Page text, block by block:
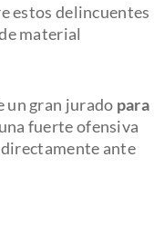
estos delincuentes
material
un gran jurado para
fuerte ofensiva
ante